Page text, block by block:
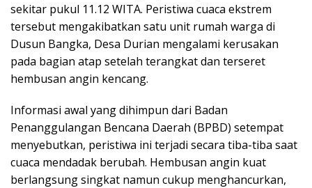
sekitar pukul 11.12 WITA. Peristiwa cuaca ekstrem
tersebut mengakibatkan satu unit rumah warga di
Dusun Bangka, Desa Durian mengalami kerusakan
pada bagian atap setelah terangkat dan terseret
hembusan angin kencang.
Informasi awal yang dihimpun dari Badan
Penanggulangan Bencana Daerah (BPBD) setempat
menyebutkan, peristiwa ini terjadi secara tiba-tiba saat
cuaca mendadak berubah. Hembusan angin kuat
berlangsung singkat namun cukup menghancurkan,